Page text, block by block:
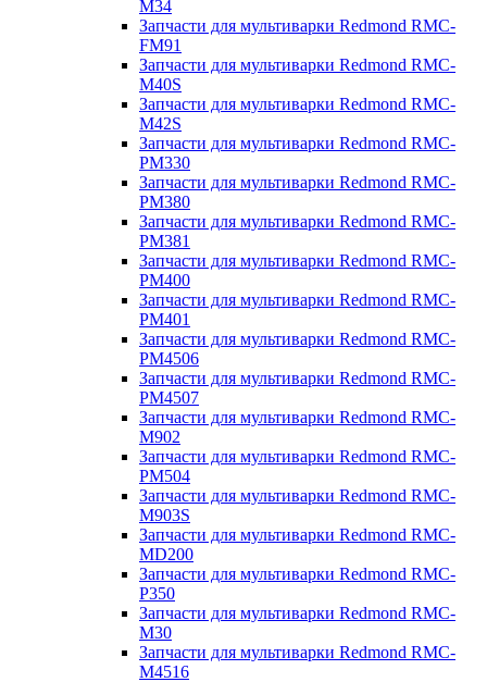
M34
Запчасти для мультиварки Redmond RMC-
FM91
Запчасти для мультиварки Redmond RMC-
M40S
Запчасти для мультиварки Redmond RMC-
M42S
Запчасти для мультиварки Redmond RMC-
PM330
Запчасти для мультиварки Redmond RMC-
PM380
Запчасти для мультиварки Redmond RMC-
PM381
Запчасти для мультиварки Redmond RMC-
PM400
Запчасти для мультиварки Redmond RMC-
PM401
Запчасти для мультиварки Redmond RMC-
PM4506
Запчасти для мультиварки Redmond RMC-
PM4507
Запчасти для мультиварки Redmond RMC-
M902
Запчасти для мультиварки Redmond RMC-
PM504
Запчасти для мультиварки Redmond RMC-
M903S
Запчасти для мультиварки Redmond RMC-
MD200
Запчасти для мультиварки Redmond RMC-
P350
Запчасти для мультиварки Redmond RMC-
M30
Запчасти для мультиварки Redmond RMC-
M4516